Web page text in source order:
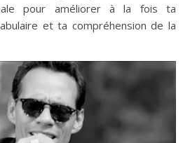
pour améliorer à la fois ta
et ta compréhension de la